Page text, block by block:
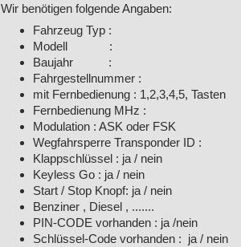
Wir benötigen folgende Angaben:
Fahrzeug Typ :
Modell :
Baujahr :
Fahrgestellnummer :
mit Fernbedienung : 1,2,3,4,5, Tasten
Fernbedienung MHz :
Modulation : ASK oder FSK
Wegfahrsperre Transponder ID :
Klappschlüssel : ja / nein
Keyless Go : ja / nein
Start / Stop Knopf: ja / nein
Benziner , Diesel , .......
PIN-CODE vorhanden : ja /nein
Schlüssel-Code vorhanden : ja / nein